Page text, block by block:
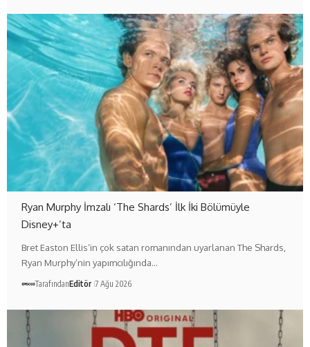
Ryan Murphy İmzalı ‘The Shards’ İlk İki Bölümüyle
Disney+’ta
Bret Easton Ellis’in çok satan romanından uyarlanan The Shards,
Ryan Murphy’nin yapımcılığında…
TarafındanEditör 7 Ağu 2026